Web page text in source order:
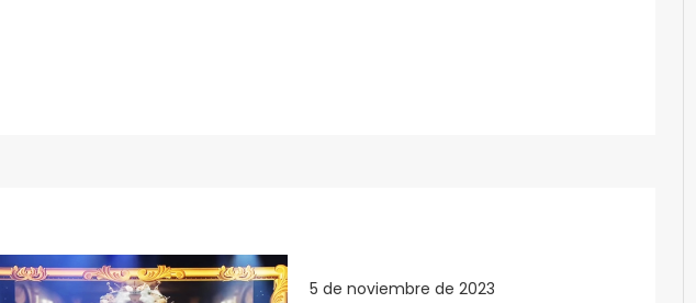
5 de noviembre de 2023